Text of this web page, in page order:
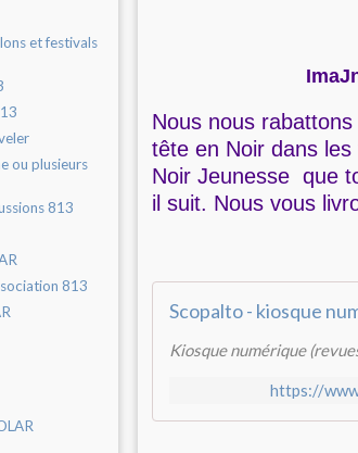
et festivals
ou plusieurs
813
813
Nous nous
tête en Noir dans
Noir Jeunesse que
il suit. Nous vous
Scopalto - kiosque
Kiosque numérique
https://